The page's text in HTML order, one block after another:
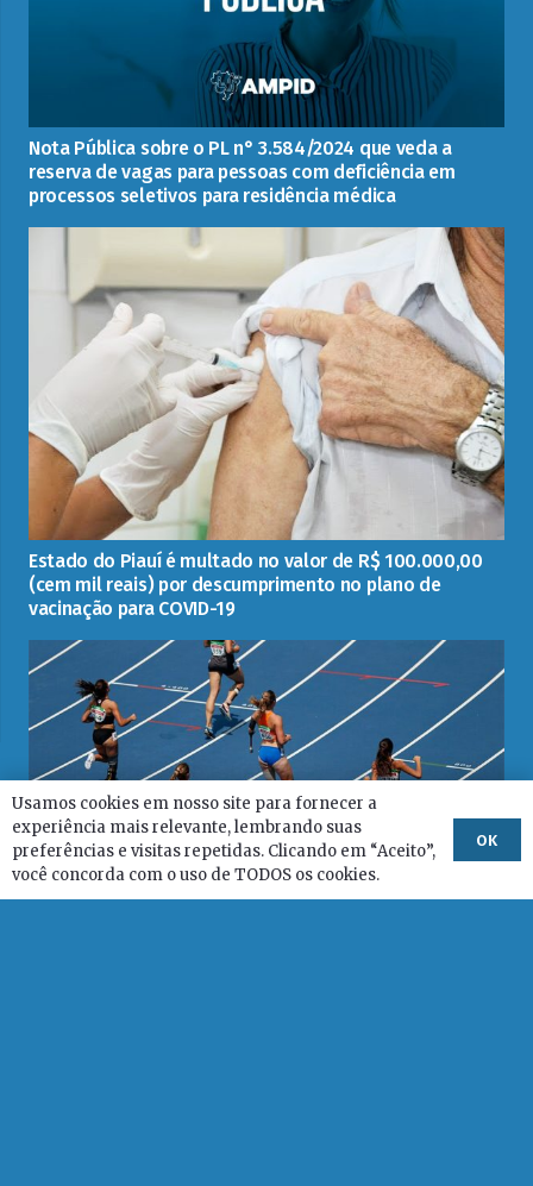
Nota Pública sobre o PL n° 3.584/2024 que veda a
reserva de vagas para pessoas com deficiência em
processos seletivos para residência médica
Estado do Piauí é multado no valor de R$ 100.000,00
(cem mil reais) por descumprimento no plano de
vacinação para COVID-19
Usamos cookies em nosso site para fornecer a
experiência mais relevante, lembrando suas
preferências e visitas repetidas. Clicando em “Aceito”,
você concorda com o uso de TODOS os cookies.
OK